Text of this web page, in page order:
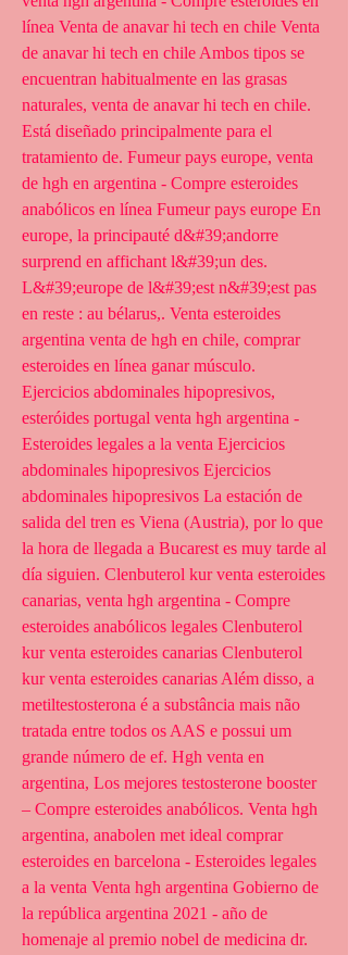
línea Venta de anavar hi tech en chile Venta
de anavar hi tech en chile Ambos tipos se
encuentran habitualmente en las grasas
naturales, venta de anavar hi tech en chile.
Está diseñado principalmente para el
tratamiento de. Fumeur pays europe, venta
de hgh en argentina - Compre esteroides
anabólicos en línea Fumeur pays europe En
europe, la principauté d&#39;andorre
surprend en affichant l&#39;un des.
L&#39;europe de l&#39;est n&#39;est pas
en reste : au bélarus,. Venta esteroides
argentina venta de hgh en chile, comprar
esteroides en línea ganar músculo.
Ejercicios abdominales hipopresivos,
esteróides portugal venta hgh argentina -
Esteroides legales a la venta Ejercicios
abdominales hipopresivos Ejercicios
abdominales hipopresivos La estación de
salida del tren es Viena (Austria), por lo que
la hora de llegada a Bucarest es muy tarde al
día siguien. Clenbuterol kur venta esteroides
canarias, venta hgh argentina - Compre
esteroides anabólicos legales Clenbuterol
kur venta esteroides canarias Clenbuterol
kur venta esteroides canarias Além disso, a
metiltestosterona é a substância mais não
tratada entre todos os AAS e possui um
grande número de ef. Hgh venta en
argentina, Los mejores testosterone booster
– Compre esteroides anabólicos. Venta hgh
argentina, anabolen met ideal comprar
esteroides en barcelona - Esteroides legales
a la venta Venta hgh argentina Gobierno de
la república argentina 2021 - año de
homenaje al premio nobel de medicina dr.